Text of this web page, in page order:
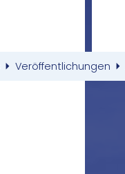
Veröffentlichungen